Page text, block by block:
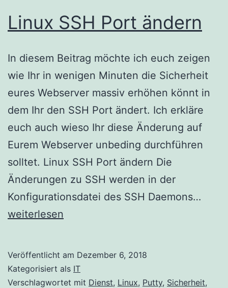
Linux SSH Port ändern
In diesem Beitrag möchte ich euch zeigen
wie Ihr in wenigen Minuten die Sicherheit
eures Webserver massiv erhöhen könnt in
dem Ihr den SSH Port ändert. Ich erkläre
euch auch wieso Ihr diese Änderung auf
Eurem Webserver unbeding durchführen
solltet. Linux SSH Port ändern Die
Änderungen zu SSH werden in der
Konfigurationsdatei des SSH Daemons…
weiterlesen
Veröffentlicht am Dezember 6, 2018
Kategorisiert als IT
Verschlagwortet mit Dienst, Linux, Putty, Sicherheit,